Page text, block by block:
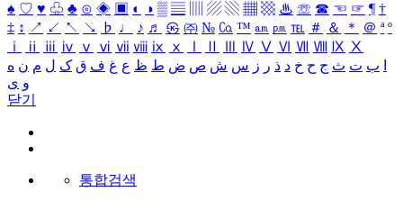
♠ ♡ ♥ ♧ ♣ ⊙ ◈ ▣ ◐ ◑ ▒ ▤ ▨ ▧ ▦ ▩ ♨ ☏ ☎ ☜ ☞ ¶ †
‡ ↕ ↗ ↙ ↖ ↘ ♭ ♩ ♪ ♬ ㉿ ㈜ № ㏇ ™ ㏂ ㏘ ℡ ＃ ＆ ＊ ＠ ª º
ⅰ
ⅱ ⅲ ⅳ ⅴ ⅵ ⅶ ⅷ ⅸ ⅹ Ⅳ Ⅴ Ⅵ Ⅶ Ⅷ Ⅸ Ⅹ
ب ت ث ج ح خ د ذ ر ز س ش ص ض ط ظ ع غ ف ق ک ل م ن ه
و ی
닫기
통합검색